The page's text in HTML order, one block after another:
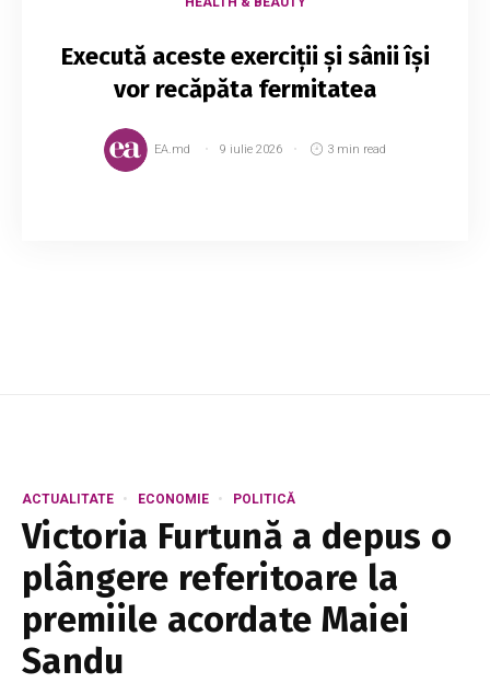
Execută aceste exerciţii și sânii îşi
vor recăpăta fermitatea
EA.md 9 iulie 2026 3 min read
ACTUALITATE ECONOMIE POLITICĂ
Victoria Furtună a depus o
plângere referitoare la
premiile acordate Maiei
Sandu